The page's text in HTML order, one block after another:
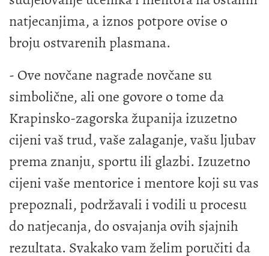
natjecanjima, a iznos potpore ovise o
broju ostvarenih plasmana.
- Ove novčane nagrade novčane su
simbolične, ali one govore o tome da
Krapinsko-zagorska županija izuzetno
cijeni vaš trud, vaše zalaganje, vašu ljubav
prema znanju, sportu ili glazbi. Izuzetno
cijeni vaše mentorice i mentore koji su vas
prepoznali, podržavali i vodili u procesu
do natjecanja, do osvajanja ovih sjajnih
rezultata. Svakako vam želim poručiti da